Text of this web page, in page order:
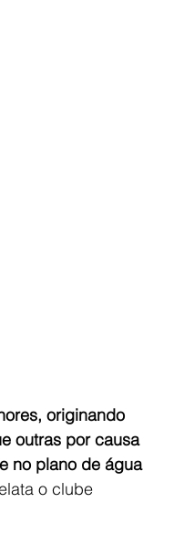
originando
outras por causa
no plano de água
o clube